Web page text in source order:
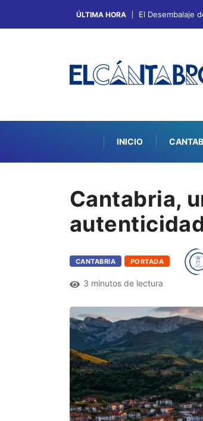
ÚLTIMA HORA El Desembalaje
INICIO
Cantabria,
CANTABRIA PORTADA
3 minutos de lectura